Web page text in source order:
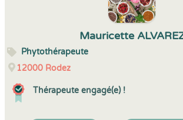
Mauricette
Phytothérapeute
12000 Rodez
Thérapeute engagé(e) !